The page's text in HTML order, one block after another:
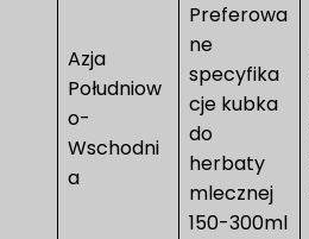
Azja
Południow
o-
Wschodni
a
Preferowa
ne
specyfika
cje kubka
do
herbaty
mlecznej
150-300ml